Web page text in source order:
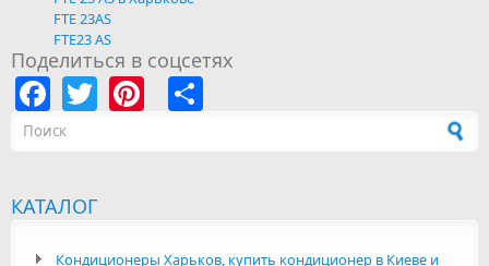
FTE 23AS
FTE23 AS
Поделиться в соцсетях
Facebook
TwitterPinterest
Форма поиска
КАТАЛОГ
Кондиционеры Харьков, купить кондиционер в Киеве и